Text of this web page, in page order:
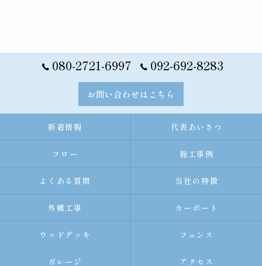
080-2721-6997 092-692-8283
お問い合わせはこちら
新着情報 代表あいさつ
フロー 施工事例
よくある質問 当社の特徴
外構工事 カーポート
ウッドデッキ フェンス
ガレージ アクセス